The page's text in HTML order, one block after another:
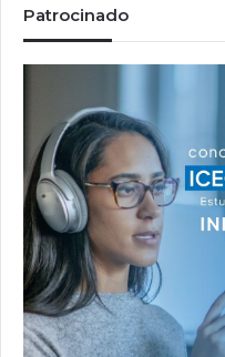
Patrocinado